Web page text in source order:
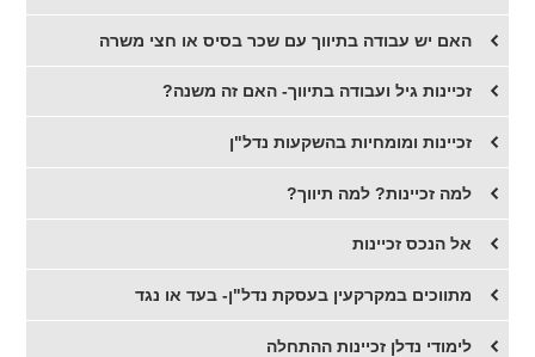
האם יש עבודה בתיווך עם שכר בסיס או חצי משרה
זכיינות גיל ועבודה בתיווך- האם זה משנה?
זכיינות ומומחיות בהשקעות נדל"ן
למה זכיינות? למה תיווך?
אל הנכס זכיינות
מתווכים במקרקעין בעסקת נדל"ן- בעד או נגד
לימודי נדלן זכיינות ההתחלה